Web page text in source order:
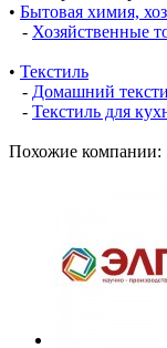
• Бытовая химия,
- Хозяйственные
• Текстиль
- Домашний
- Текстиль для
Похожие компании: